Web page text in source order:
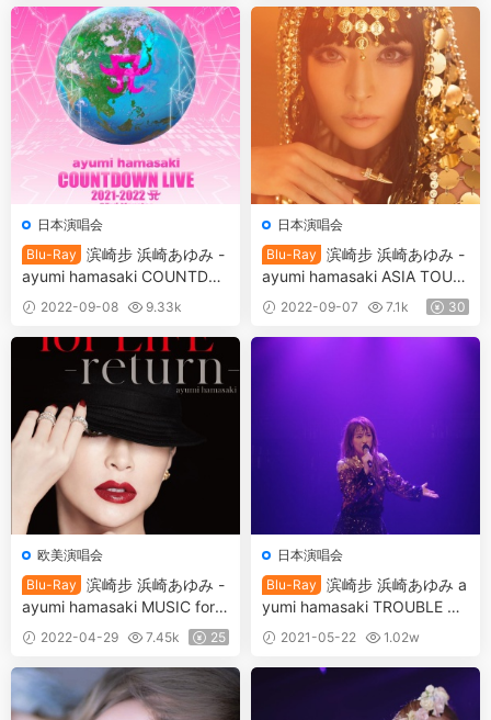
日本演唱会
Blu-Ray
滨崎步 浜崎あゆみ -
ayumi hamasaki COUNTDO
WN LIVE 2021-2022 A ～23r
d Monster～ 2022《BDISO 3
6.7GB》
2022-09-08
9.33k
日本演唱会
Blu-Ray
滨崎步 浜崎あゆみ -
ayumi hamasaki ASIA TOUR
～24th Anniversary special
@PIA ARENA MM～ 2022《B
DISO 34.4GB》
2022-09-07 7.1k 30
欧美演唱会
Blu-Ray
滨崎步 浜崎あゆみ -
ayumi hamasaki MUSIC for L
IFE ~return~ 2021《BDMV 3
6.1G》
2022-04-29 7.45k 25
日本演唱会
Blu-Ray
滨崎步 浜崎あゆみ a
yumi hamasaki TROUBLE TO
UR 2020 A ～サイゴノトラブ
ル～ FINAL《BDISO 37.1G 》
2021-05-22
1.02w